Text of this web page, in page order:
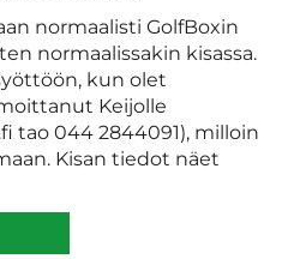
normaalisti GolfBoxin
normaalissakin kisassa.
kun olet
Keijolle
tao 044 2844091), milloin
Kisan tiedot näet